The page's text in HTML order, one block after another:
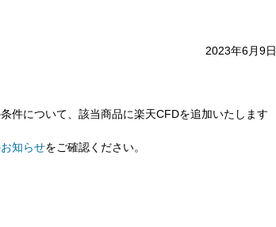
2023年6月9日
件について、該当商品に楽天CFDを追加いたします
知らせをご確認ください。